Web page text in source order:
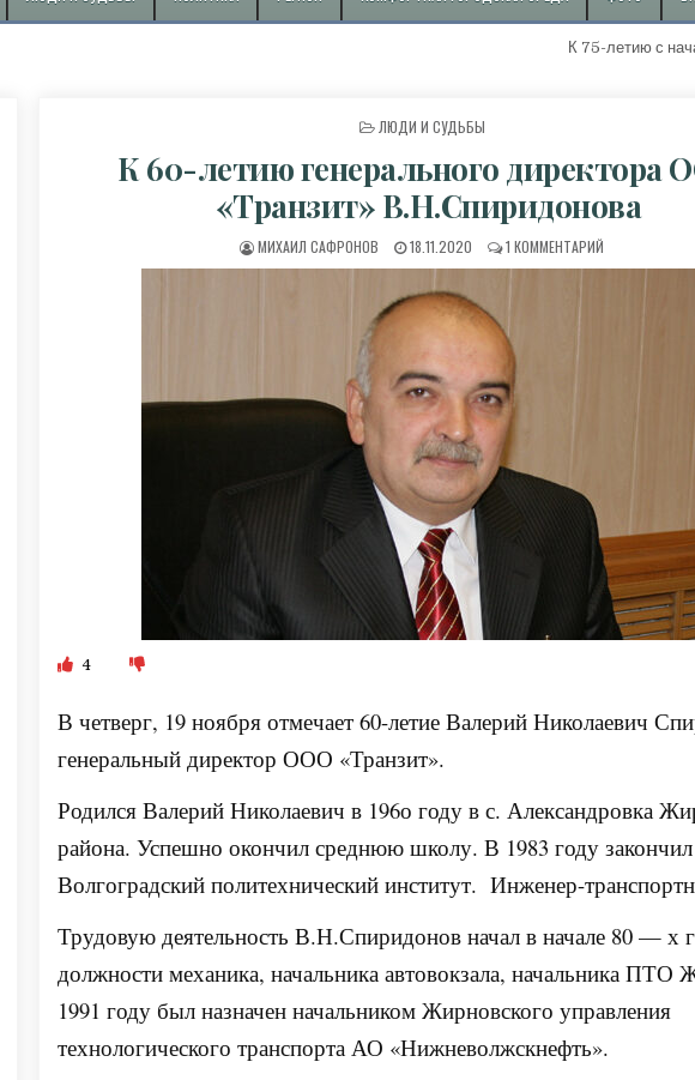
К 75-летию с начала добычи
ОПУБЛИКОВАНО В
ЛЮДИ И СУДЬБЫ
К 60-летию генерального директора
«Транзит» В.Н.Спиридонова
АВТОР:
МИХАИЛ САФРОНОВ ДАТА ПУБЛИКАЦИИ:
18.11.2020 1 КОММЕНТАРИЙ
4
В четверг, 19 ноября отмечает 60-летие Валерий Николаевич
генеральный директор ООО «Транзит».
Родился Валерий Николаевич в 196о году в с. Александровка
района. Успешно окончил среднюю школу. В 1983 году закончил
Волгоградский политехнический институт. Инженер-
Трудовую деятельность В.Н.Спиридонов начал в начале 80 — х
должности механика, начальника автовокзала, начальника
1991 году был назначен начальником Жирновского управления
технологического транспорта АО «Нижневолжскнефть».